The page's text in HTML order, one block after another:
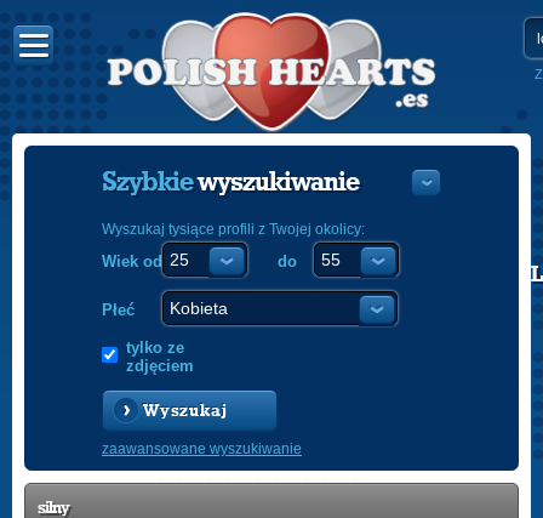
POLISH
Szybkiewyszukiwanie
Wyszukaj tysiące profili z Twojej okolicy:
Wiek od do
Płeć
tylko ze
zdjęciem
Wyszukaj
zaawansowane wyszukiwanie
silny